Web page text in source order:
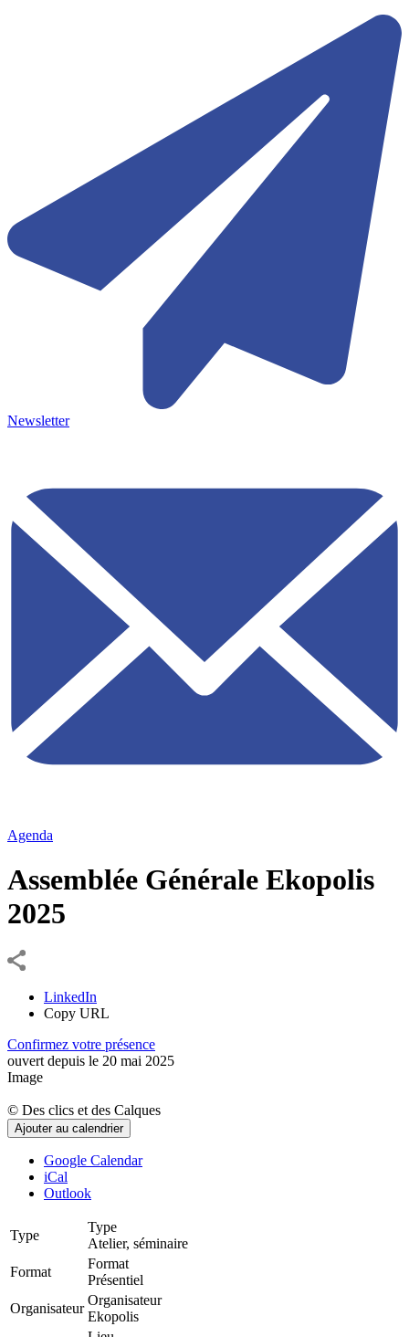
Newsletter
Agenda
Assemblée Générale Ekopolis
2025
LinkedIn
Copy URL
Confirmez votre présence
ouvert depuis le 20 mai 2025
Image
© Des clics et des Calques
Ajouter au calendrier
Google Calendar
iCal
Outlook
Type
Type
Atelier, séminaire
Format
Format
Présentiel
Organisateur
Organisateur
Ekopolis